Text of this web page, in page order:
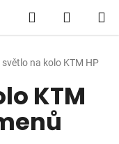
Hledat
KOŠÍK
světlo na kolo KTM HP
KTM